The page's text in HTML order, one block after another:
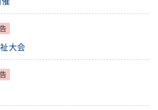
カスタマーハラスメントに
大会